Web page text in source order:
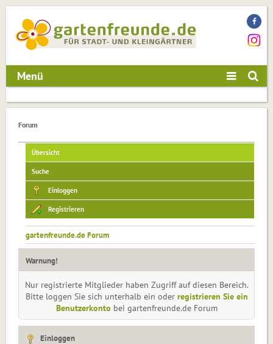
Menü
Forum
Übersicht
Suche
Einloggen
Registrieren
gartenfreunde.de Forum
Warnung!
Nur registrierte Mitglieder haben Zugriff auf diesen Bereich.
Bitte loggen Sie sich unterhalb ein oder registrieren Sie ein
Benutzerkonto bei gartenfreunde.de Forum
Einloggen